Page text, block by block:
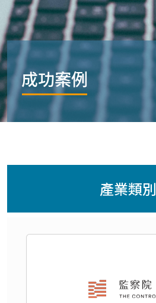
成功案例
產業類別